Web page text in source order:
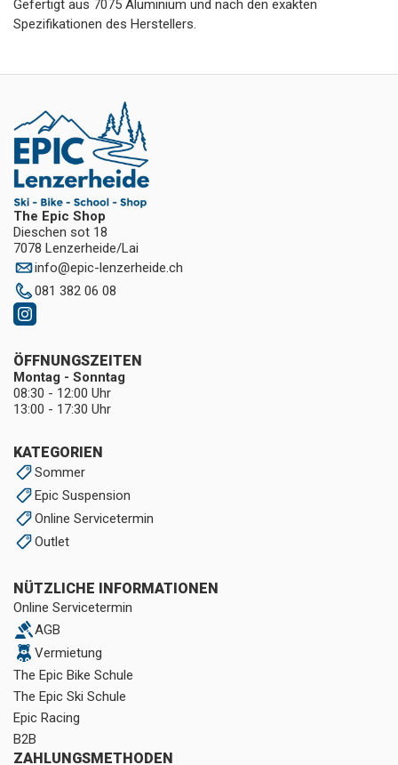
Gefertigt aus 7075 Aluminium und nach den exakten
Spezifikationen des Herstellers.
The Epic Shop
Dieschen sot 18
7078 Lenzerheide/Lai
info@epic-lenzerheide.ch
081 382 06 08
KATEGORIEN
Sommer
Epic Suspension
Online Servicetermin
Outlet
NÜTZLICHE INFORMATIONEN
Online Servicetermin
AGB
Vermietung
The Epic Bike Schule
The Epic Ski Schule
Epic Racing
B2B
ZAHLUNGSMETHODEN
ÖFFNUNGSZEITEN
Montag - Sonntag
08:30 - 12:00 Uhr
13:00 - 17:30 Uhr